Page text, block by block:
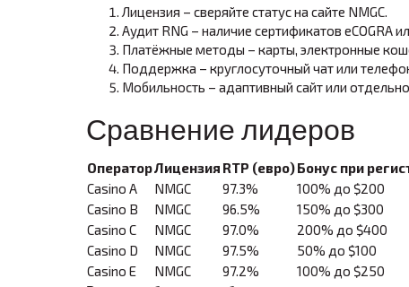
Лицензия – сверяйте статус на сайте NMGC.
Аудит RNG – наличие сертификатов eCOGRA
Платёжные методы – карты, электронные
Поддержка – круглосуточный чат или
Мобильность – адаптивный сайт или
Сравнение лидеров
ОператорЛицензияRTP (евро)Бонус при
Casino A
NMGC 97.3% 100% до $200
Casino B
NMGC 96.5% 150% до $300
Casino C
NMGC 97.0% 200% до $400
Casino D
NMGC 97.5% 50% до $100
Casino E
NMGC 97.2% 100% до $250